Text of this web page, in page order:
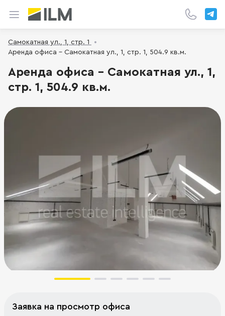
Самокатная ул., 1, стр. 1
Аренда офиса - Самокатная ул., 1, стр. 1, 504.9 кв.м.
Аренда офиса - Самокатная ул., 1,
стр. 1, 504.9 кв.м.
Заявка на просмотр офиса